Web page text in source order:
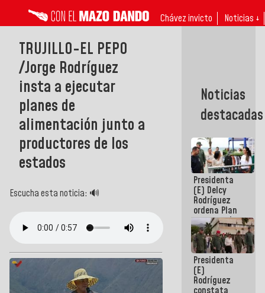
Chávez invicto Noticias ↓
TRUJILLO-EL PEPO
/Jorge Rodríguez
insta a ejecutar
planes de
alimentación junto a
productores de los
estados
Escucha esta noticia: 🔊
Noticias
destacadas
Presidenta
(E) Delcy
Rodríguez
ordena Plan
maestro de
desarrollo
logístico y
turístico
para La
Guaira
Presidenta
(E)
Rodríguez